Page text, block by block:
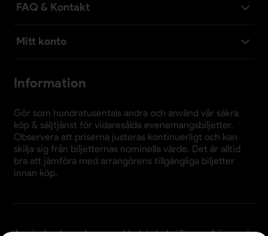
FAQ & Kontakt
Mitt konto
Information
Gör som hundratusentals andra och använd vår säkra
köp & säljtjänst för vidaresålda evenemangsbiljetter.
Observera att priserna justeras kontinuerligt och kan
skilja sig från biljetternas nominella värde. Det är alltid
bra att jämföra med arrangörens tillgängliga biljetter
innan köp.
Användande av denna webbplats bekräftar godkännande